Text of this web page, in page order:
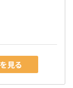
見る